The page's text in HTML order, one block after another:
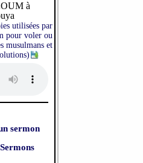
à
utilisées par
pour voler ou
musulmans et
sermon